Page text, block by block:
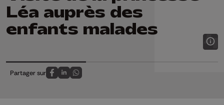
Léa auprès des
enfants malades
Partager sur
Partagez sur FaceBook
Partagez sur LinkedIn
Partagez sur Whatsapp